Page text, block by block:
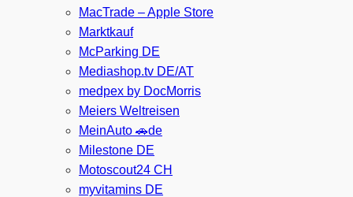
MacTrade – Apple Store
Marktkauf
McParking DE
Mediashop.tv DE/AT
medpex by DocMorris
Meiers Weltreisen
MeinAuto 🚗de
Milestone DE
Motoscout24 CH
myvitamins DE